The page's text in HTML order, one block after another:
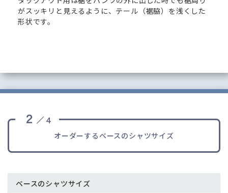
がスッキリと見えるように、テール（裾脇）を浅くした
形状です。
２ ／４
オーダーするベースのシャツサイズ
ベースのシャツサイズ